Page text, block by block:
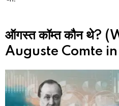
ऑगस्त कॉम्त कौन थे?
Auguste Comte